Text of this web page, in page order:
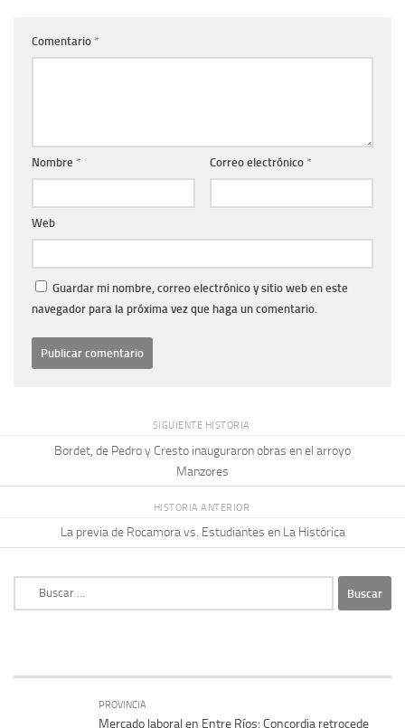
Comentario *
Nombre * Correo electrónico *
Web
Guardar mi nombre, correo electrónico y sitio web en este
navegador para la próxima vez que haga un comentario.
SIGUIENTE HISTORIA
Bordet, de Pedro y Cresto inauguraron obras en el arroyo
Manzores
HISTORIA ANTERIOR
La previa de Rocamora vs. Estudiantes en La Histórica
PROVINCIA
Mercado laboral en Entre Ríos: Concordia retrocede